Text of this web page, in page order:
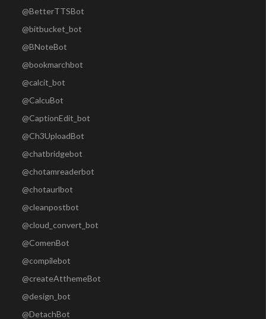
@BetterTTSBot
@bitbucket_bot
@BNoteBot
@bookmarchbot
@calcit_bot
@CalcuBot
@CaptionEdit_bot
@Ch3UploadBot
@chatbridgebot
@chotamreaderbot
@chotaurlbot
@cleanpostbot
@cloud_convert_bot
@ComenBot
@compilebot
@createAtthemeBot
@design_bot
@DetachBot